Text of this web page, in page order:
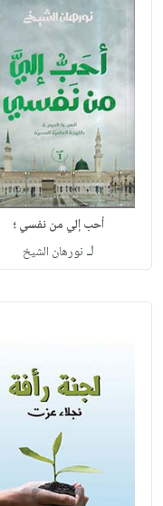
أحب إلي من نفسي ؛
لـ نورهان الشيخ